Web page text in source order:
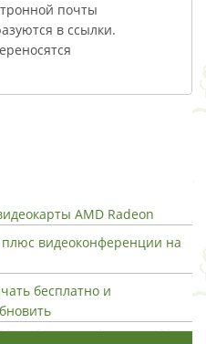
почты
в ссылки.
AMD Radeon
плюс видеоконференции на
бесплатно и